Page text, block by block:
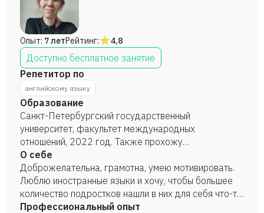
Опыт: 7 летРейтинг: 4,8
Доступно бесплатное занятие
Репетитор по
английскому языку
Образование
Санкт-Петербургский государственный
университет, факультет международных
отношений, 2022 год. Также прохожу
переводческие курсы от ЛингваКонтакт.
О себе
Доброжелательна, грамотна, умею мотивировать.
Люблю иностранные языки и хочу, чтобы большее
количество подростков нашли в них для себя что-то
интересное и увлекательное.
Профессиональный опыт